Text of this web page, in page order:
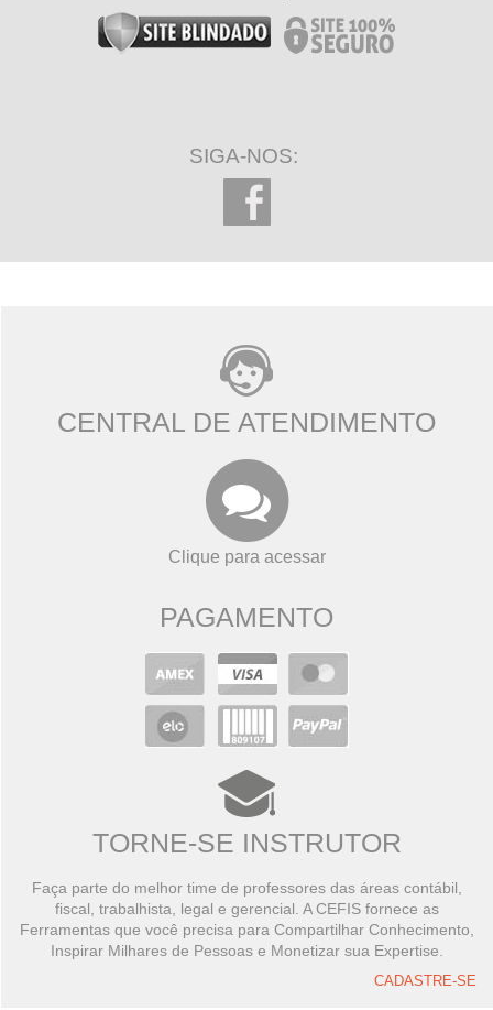
SIGA-NOS:
CENTRAL DE ATENDIMENTO
Clique para acessar
PAGAMENTO
TORNE-SE INSTRUTOR
Faça parte do melhor time de professores das áreas contábil,
fiscal, trabalhista, legal e gerencial. A CEFIS fornece as
Ferramentas que você precisa para Compartilhar Conhecimento,
Inspirar Milhares de Pessoas e Monetizar sua Expertise.
CADASTRE-SE